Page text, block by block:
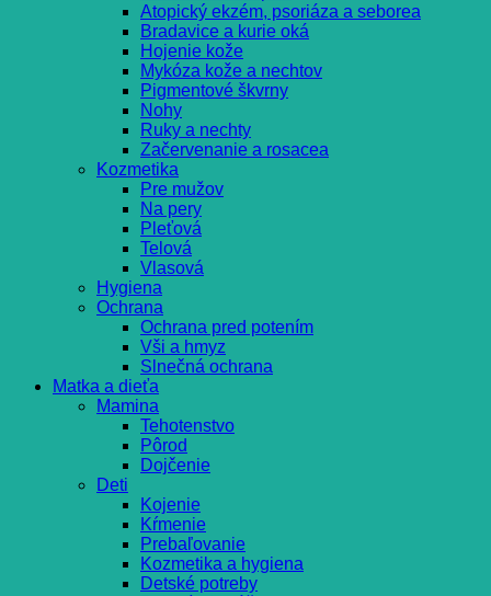
Atopický ekzém, psoriáza a seborea
Bradavice a kurie oká
Hojenie kože
Mykóza kože a nechtov
Pigmentové škvrny
Nohy
Ruky a nechty
Začervenanie a rosacea
Kozmetika
Pre mužov
Na pery
Pleťová
Telová
Vlasová
Hygiena
Ochrana
Ochrana pred potením
Vši a hmyz
Slnečná ochrana
Matka a dieťa
Mamina
Tehotenstvo
Pôrod
Dojčenie
Deti
Kojenie
Kŕmenie
Prebaľovanie
Kozmetika a hygiena
Detské potreby